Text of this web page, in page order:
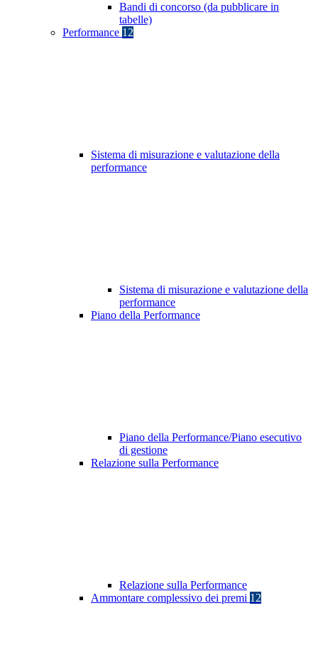
Bandi di concorso (da pubblicare in
tabelle)
Performance 12
Sistema di misurazione e valutazione della
performance
Sistema di misurazione e valutazione della
performance
Piano della Performance
Piano della Performance/Piano esecutivo
di gestione
Relazione sulla Performance
Relazione sulla Performance
Ammontare complessivo dei premi 12